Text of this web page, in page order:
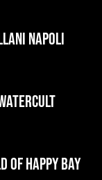
NAPOLI
OF HAPPY BAY